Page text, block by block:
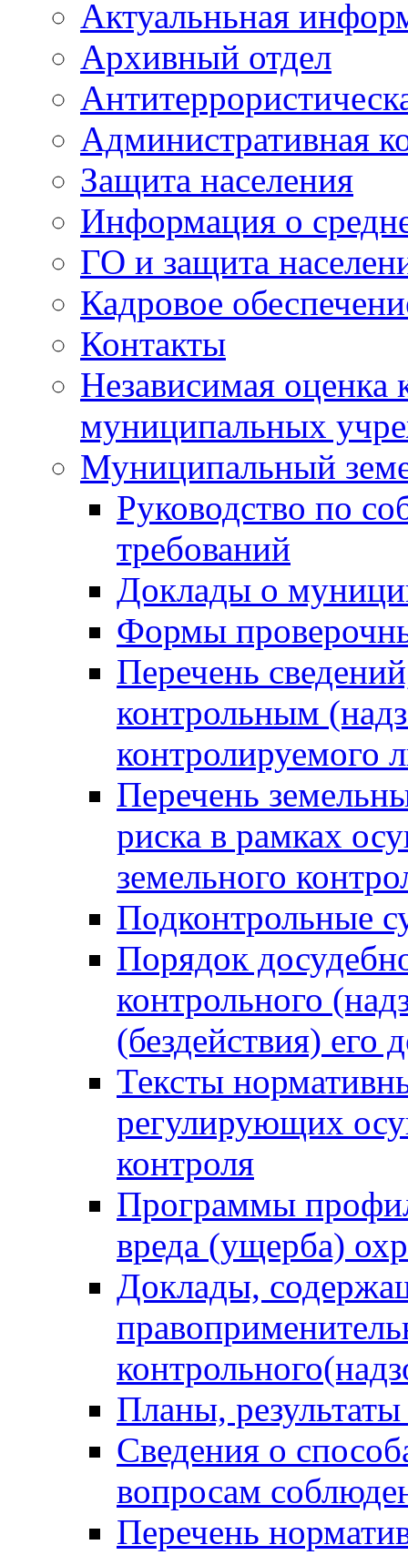
Актуальньная
Архивный отдел
Административная
Защита населения
Информация о
ГО и защита
Кадровое
Контакты
Независимая оценка
муниципальных
Муниципальный
Руководство по
требований
Доклады о
Формы
Перечень
контрольным
контролируемого
Перечень
риска в рамках
земельного
Подконтрольные
Порядок
контрольного
(бездействия)
Тексты
регулирующих
контроля
Программы
вреда (ущерба)
Доклады,
Планы,
Сведения о
вопросам
Перечень